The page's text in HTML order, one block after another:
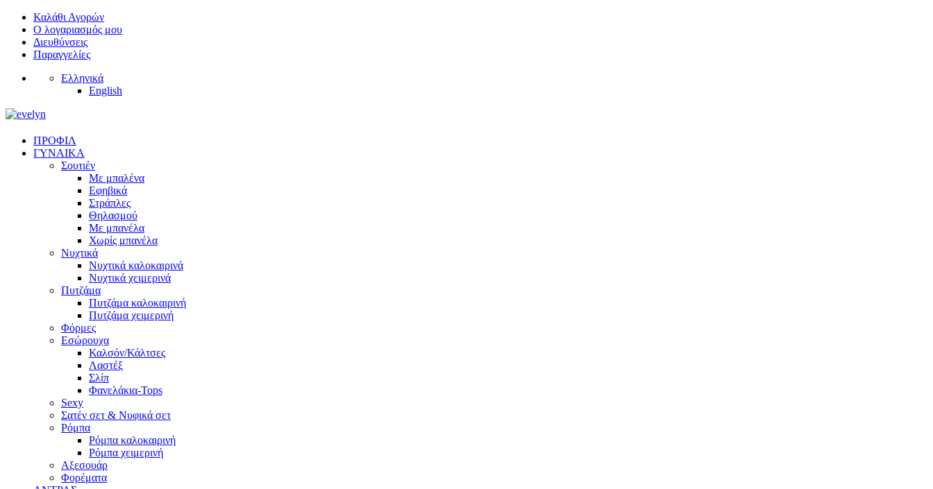
Καλάθι Αγορών
Ο λογαριασμός μου
Διευθύνσεις
Παραγγελίες
Ελληνικά
English
ΠΡΟΦΙΛ
ΓΥΝΑΙΚΑ
Σουτιέν
Με μπαλένα
Εφηβικά
Στράπλες
Θηλασμού
Με μπανέλα
Χωρίς μπανέλα
Νυχτικά
Νυχτικά καλοκαιρινά
Νυχτικά χειμερινά
Πυτζάμα
Πυτζάμα καλοκαιρινή
Πυτζάμα χειμερινή
Φόρμες
Εσώρουχα
Καλσόν/Κάλτσες
Λαστέξ
Σλίπ
Φανελάκια-Tops
Sexy
Σατέν σετ & Νυφικά σετ
Ρόμπα
Ρόμπα καλοκαιρινή
Ρόμπα χειμερινή
Αξεσουάρ
Φορέματα